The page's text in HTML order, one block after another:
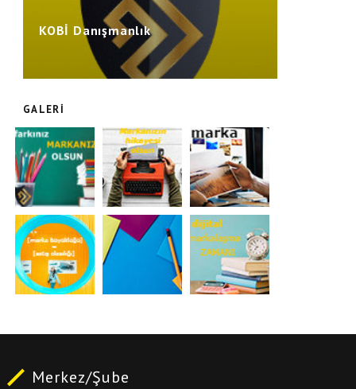
KOBİ Danışmanlık
GALERI
Merkez/Şube